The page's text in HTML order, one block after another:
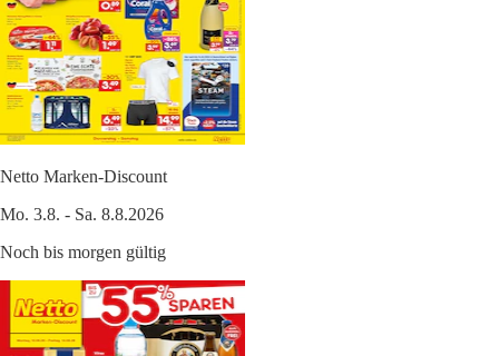
Netto Marken-Discount
Mo. 3.8. - Sa. 8.8.2026
Noch bis morgen gültig